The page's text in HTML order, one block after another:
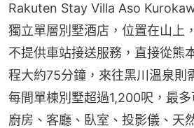
Rakuten Stay Villa Aso
獨立單層別墅酒店，位置在山上
不提供車站接送服務，直接從熊
程大約75分鐘，來往黑川溫泉則
每間單棟別墅超過1,200呎，最
廚房、客廳、臥室、投影儀、天